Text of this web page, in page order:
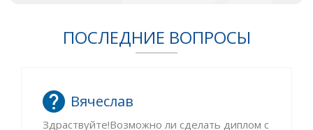
ПОСЛЕДНИЕ ВОПРОСЫ
Вячеслав
Здраствуйте!Возможно ли сделать диплом с